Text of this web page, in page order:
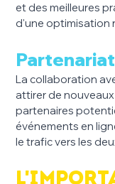
et des meilleures
d'une optimisation
La collaboration
attirer de
partenaires
événements en
le trafic vers les